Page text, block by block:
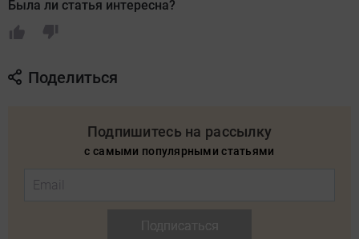
Была ли статья интересна?
Поделиться
Подпишитесь на рассылку
с самыми популярными статьями